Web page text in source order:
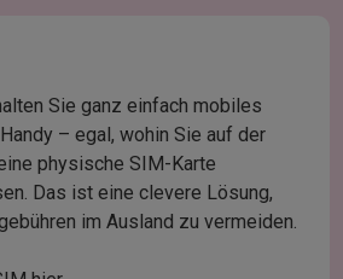
Sie ganz einfach mobiles
– egal, wohin Sie auf der
physische SIM-Karte
Das ist eine clevere Lösung,
im Ausland zu vermeiden.